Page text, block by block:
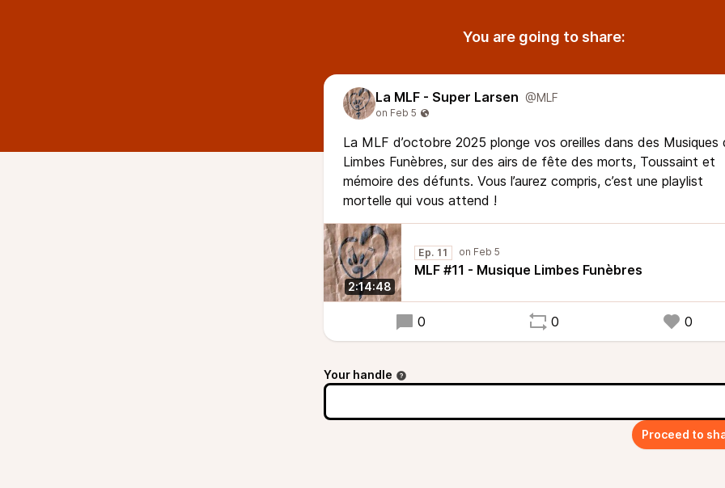
You are going to share:
La MLF - Super Larsen @MLF
La MLF d’octobre 2025 plonge vos oreilles dans des Musiques
Limbes Funèbres, sur des airs de fête des morts, Toussaint et
mémoire des défunts. Vous l’aurez compris, c’est une playlist
mortelle qui vous attend !
2:14:48
Ep. 11
MLF #11 - Musique Limbes Funèbres
0 0 0
Your handle
Proceed to